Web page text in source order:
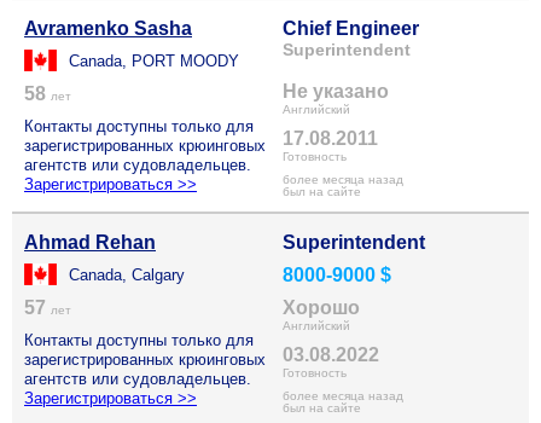
Avramenko Sasha
Canada, PORT MOODY
58 лет
Контакты доступны только для
зарегистрированных крюинговых
агентств или судовладельцев.
Зарегистрироваться >>
Chief Engineer
Superintendent
Не указано
Английский
17.08.2011
Готовность
более месяца назад
был на сайте
Ahmad Rehan
Canada, Calgary
57 лет
Контакты доступны только для
зарегистрированных крюинговых
агентств или судовладельцев.
Зарегистрироваться >>
Superintendent
8000-9000 $
Хорошо
Английский
03.08.2022
Готовность
более месяца назад
был на сайте